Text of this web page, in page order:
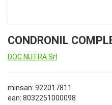
CONDRONIL
DOC NUTRA Srl
minsan: 922017811
ean: 8032251000098